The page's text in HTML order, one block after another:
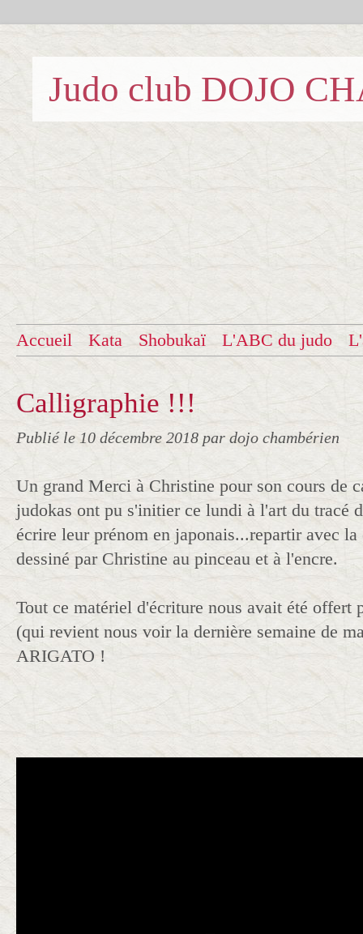
Judo club DOJO
Accueil Kata Shobukaï L'ABC du judo
Calligraphie !!!
Publié le 10 décembre 2018 par dojo chambérien
Un grand Merci à Christine pour son cours de
judokas ont pu s'initier ce lundi à l'art du tracé
écrire leur prénom en japonais...repartir avec
dessiné par Christine au pinceau et à l'encre.
Tout ce matériel d'écriture nous avait été offert
(qui revient nous voir la dernière semaine de
ARIGATO !